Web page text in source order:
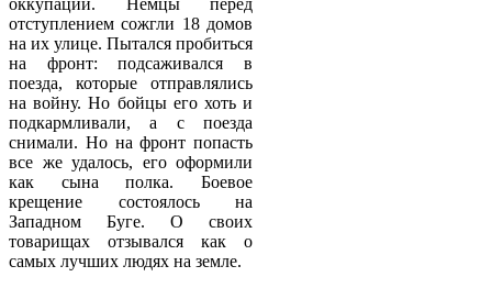
оккупации. Немцы перед
отступлением сожгли 18 домов
на их улице. Пытался пробиться
на фронт: подсаживался в
поезда, которые отправлялись
на войну. Но бойцы его хоть и
подкармливали, а с поезда
снимали. Но на фронт попасть
все же удалось, его оформили
как сына полка. Боевое
крещение состоялось на
Западном Буге. О своих
товарищах отзывался как о
самых лучших людях на земле.